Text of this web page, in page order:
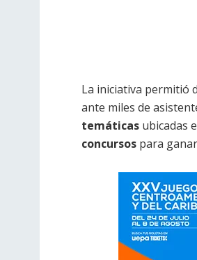
La iniciativa permitió
ante miles de
temáticas ubicadas
concursos para ganar